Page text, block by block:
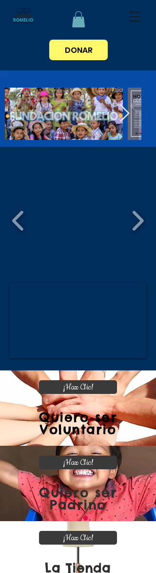
DONAR
¡Haz Clic!
Quiero ser
Voluntario
¡Haz Clic!
Quiero ser
Padrino
¡Haz Clic!
La Tienda